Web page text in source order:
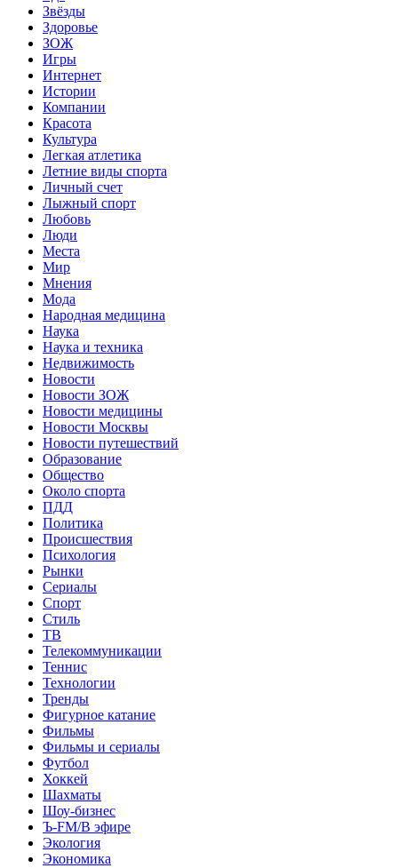
Звёзды
Здоровье
ЗОЖ
Игры
Интернет
Истории
Компании
Красота
Культура
Легкая атлетика
Летние виды спорта
Личный счет
Лыжный спорт
Любовь
Люди
Места
Мир
Мнения
Мода
Народная медицина
Наука
Наука и техника
Недвижимость
Новости
Новости ЗОЖ
Новости медицины
Новости Москвы
Новости путешествий
Образование
Общество
Около спорта
ПДД
Политика
Происшествия
Психология
Рынки
Сериалы
Спорт
Стиль
ТВ
Телекоммуникации
Теннис
Технологии
Тренды
Фигурное катание
Фильмы
Фильмы и сериалы
Футбол
Хоккей
Шахматы
Шоу-бизнес
Ъ-FM/В эфире
Экология
Экономика